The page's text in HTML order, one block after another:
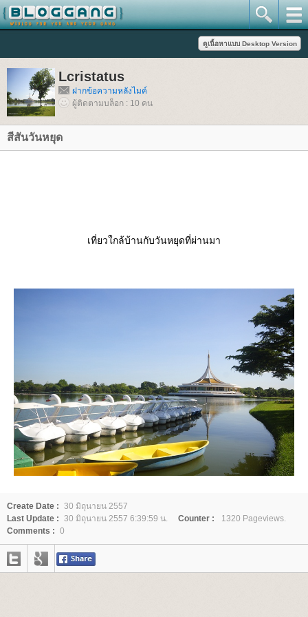
Lcristatus
ฝากข้อความหลังไมค์
ผู้ติดตามบล็อก : 10 คน
สีสันวันหยุด
เที่ยวใกล้บ้านกับวันหยุดที่ผ่านมา
Create Date : 30 มิถุนายน 2557
Last Update : 30 มิถุนายน 2557 6:39:59 น. Counter :
1320 Pageviews.
Comments : 0